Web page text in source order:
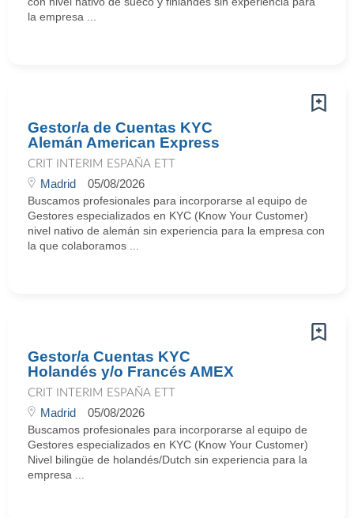
la empresa ...
Gestor/a de Cuentas KYC
Alemán American Express
CRIT INTERIM ESPAÑA ETT
Madrid 05/08/2026
Buscamos profesionales para incorporarse al equipo de
Gestores especializados en KYC (Know Your Customer)
nivel nativo de alemán sin experiencia para la empresa con
la que colaboramos ...
Gestor/a Cuentas KYC
Holandés y/o Francés AMEX
CRIT INTERIM ESPAÑA ETT
Madrid 05/08/2026
Buscamos profesionales para incorporarse al equipo de
Gestores especializados en KYC (Know Your Customer)
Nivel bilingüe de holandés/Dutch sin experiencia para la
empresa ...